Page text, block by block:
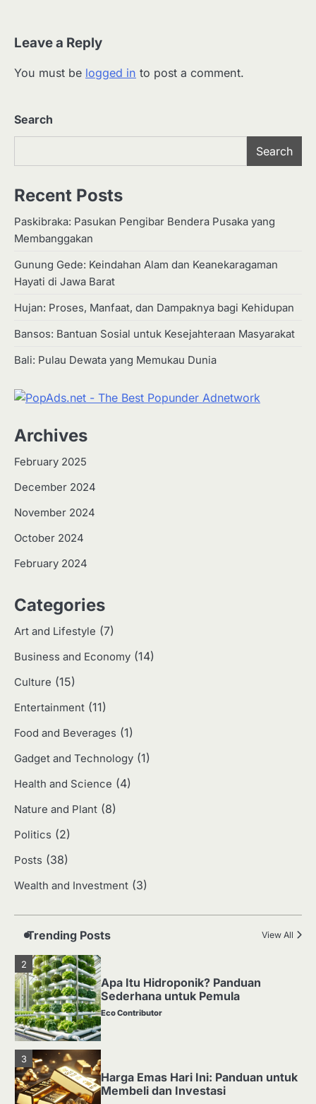
Leave a Reply
You must be logged in to post a comment.
Search
Search
Recent Posts
Paskibraka: Pasukan Pengibar Bendera Pusaka yang
Membanggakan
Gunung Gede: Keindahan Alam dan Keanekaragaman
Hayati di Jawa Barat
Hujan: Proses, Manfaat, dan Dampaknya bagi Kehidupan
Bansos: Bantuan Sosial untuk Kesejahteraan Masyarakat
Bali: Pulau Dewata yang Memukau Dunia
Archives
February 2025
December 2024
November 2024
October 2024
February 2024
Categories
Art and Lifestyle (7)
Business and Economy (14)
Culture (15)
Entertainment (11)
Food and Beverages (1)
Gadget and Technology (1)
Health and Science (4)
Nature and Plant (8)
Politics (2)
Posts (38)
Wealth and Investment (3)
Trending Posts View All
2
Harga Emas Hari Ini: Panduan untuk
Eco Contributor
4
Jasa Menulis: Peluang Bisnis Kreatif
di Era Digital
Eco Contributor
Jasa Desain: Peluang Usaha Kreatif
di Era Digital
Media Tanam: Jenis, Fungsi, dan
Eco Contributor
2
Apa Itu Hidroponik? Panduan
Sederhana untuk Pemula
Eco Contributor
3
Harga Emas Hari Ini: Panduan untuk
Membeli dan Investasi